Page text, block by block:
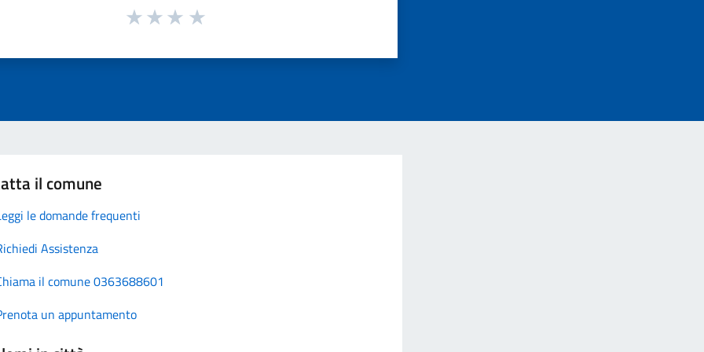
il comune
le domande frequenti
Assistenza
il comune 0363688601
un appuntamento